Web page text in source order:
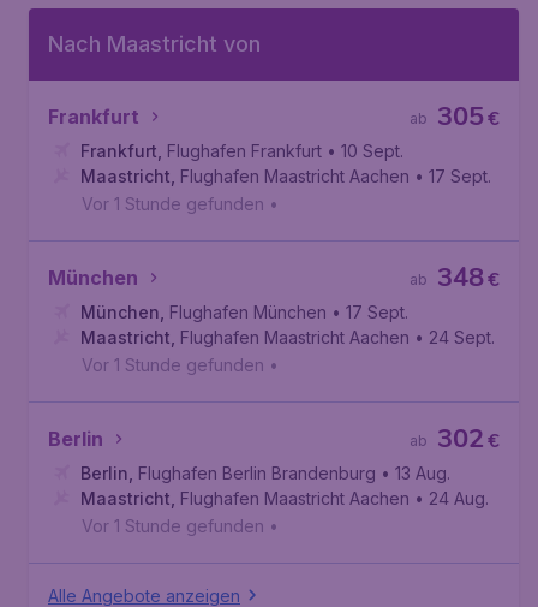
Nach Maastricht von
Frankfurt €
305
ab
Frankfurt Flughafen Frankfurt • 10 Sept.
Maastricht Flughafen Maastricht Aachen • 17 Sept.
Vor 1 Stunde gefunden •
München €
348
ab
München Flughafen München • 17 Sept.
Maastricht Flughafen Maastricht Aachen • 24 Sept.
Vor 1 Stunde gefunden •
Berlin €
302
ab
Berlin Flughafen Berlin Brandenburg • 13 Aug.
Maastricht Flughafen Maastricht Aachen • 24 Aug.
Vor 1 Stunde gefunden •
Alle Angebote anzeigen